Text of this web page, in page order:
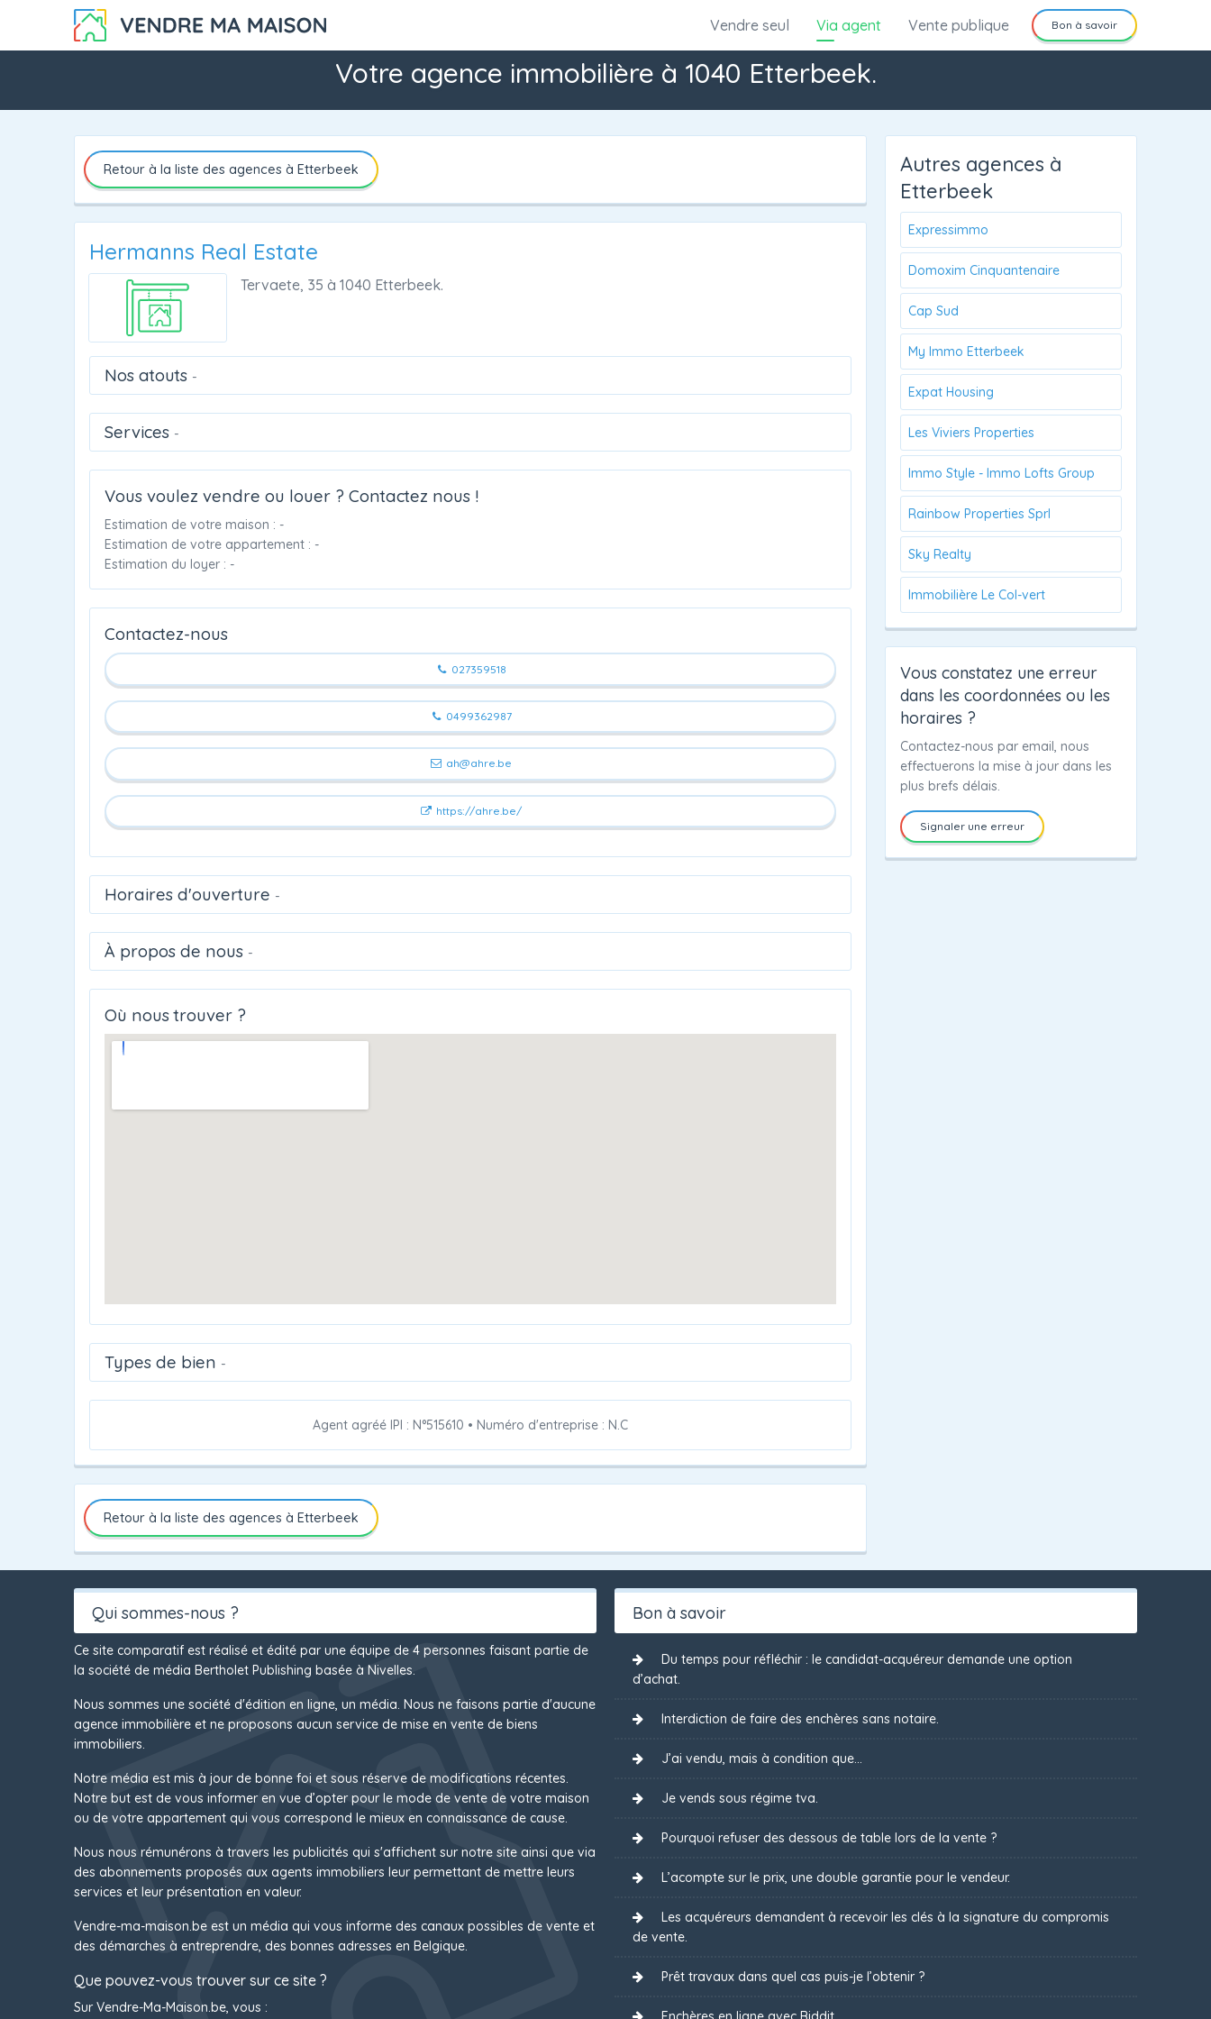
Vendre seul Via agent Vente publique Bon à savoir
Votre agence immobilière à 1040 Etterbeek.
Retour à la liste des agences à Etterbeek
Hermanns Real Estate
Tervaete, 35 à 1040 Etterbeek.
Nos atouts -
Services -
Vous voulez vendre ou louer ? Contactez nous !
Estimation de votre maison : -
Estimation de votre appartement : -
Estimation du loyer : -
Contactez-nous
027359518
0499362987
ah@ahre.be
https://ahre.be/
Horaires d'ouverture -
À propos de nous -
Où nous trouver ?
Types de bien -
Agent agréé IPI : N°515610 • Numéro d'entreprise : N.C
Retour à la liste des agences à Etterbeek
Autres agences à
Etterbeek
Expressimmo
Domoxim Cinquantenaire
Cap Sud
My Immo Etterbeek
Expat Housing
Les Viviers Properties
Immo Style - Immo Lofts Group
Rainbow Properties Sprl
Sky Realty
Immobilière Le Col-vert
Vous constatez une erreur
dans les coordonnées ou les
horaires ?
Contactez-nous par email, nous
effectuerons la mise à jour dans les
plus brefs délais.
Signaler une erreur
Qui sommes-nous ?
Ce site comparatif est réalisé et édité par une équipe de 4 personnes faisant partie de
la société de média Bertholet Publishing basée à Nivelles.
Nous sommes une société d'édition en ligne, un média. Nous ne faisons partie d'aucune
agence immobilière et ne proposons aucun service de mise en vente de biens
immobiliers.
Notre média est mis à jour de bonne foi et sous réserve de modifications récentes.
Notre but est de vous informer en vue d’opter pour le mode de vente de votre maison
ou de votre appartement qui vous correspond le mieux en connaissance de cause.
Nous nous rémunérons à travers les publicités qui s'affichent sur notre site ainsi que via
des abonnements proposés aux agents immobiliers leur permettant de mettre leurs
services et leur présentation en valeur.
Vendre-ma-maison.be est un média qui vous informe des canaux possibles de vente et
des démarches à entreprendre, des bonnes adresses en Belgique.
Que pouvez-vous trouver sur ce site ?
Sur Vendre-Ma-Maison.be, vous :
Bon à savoir
Du temps pour réfléchir : le candidat-acquéreur demande une option
d’achat.
Interdiction de faire des enchères sans notaire.
J’ai vendu, mais à condition que...
Je vends sous régime tva.
Pourquoi refuser des dessous de table lors de la vente ?
L’acompte sur le prix, une double garantie pour le vendeur.
Les acquéreurs demandent à recevoir les clés à la signature du compromis
de vente.
Prêt travaux dans quel cas puis-je l’obtenir ?